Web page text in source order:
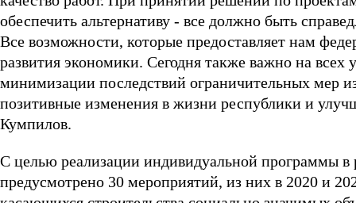
обеспечить альтернативу - все должно быть
Все возможности, которые предоставляет нам
развития экономики. Сегодня также важно на всех
минимизации последствий ограничительных мер
позитивные изменения в жизни республики и
Кумпилов.
С целью реализации индивидуальной программы в
предусмотрено 30 мероприятий, из них в 2020 и